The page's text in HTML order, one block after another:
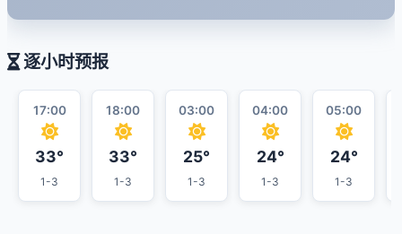
逐小时预报
17:00
33°
1-3
18:00
33°
1-3
03:00
25°
1-3
04:00
24°
1-3
05:00
24°
1-3